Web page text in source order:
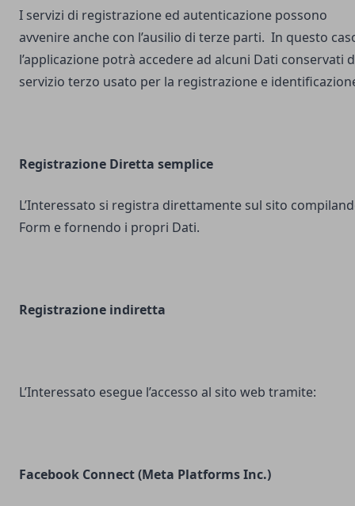
I servizi di registrazione ed autenticazione possono
avvenire anche con l’ausilio di terze parti. In questo
l’applicazione potrà accedere ad alcuni Dati conservati
servizio terzo usato per la registrazione e
Registrazione Diretta semplice
L’Interessato si registra direttamente sul sito
Form e fornendo i propri Dati.
Registrazione indiretta
L’Interessato esegue l’accesso al sito web tramite:
Facebook Connect (Meta Platforms Inc.)